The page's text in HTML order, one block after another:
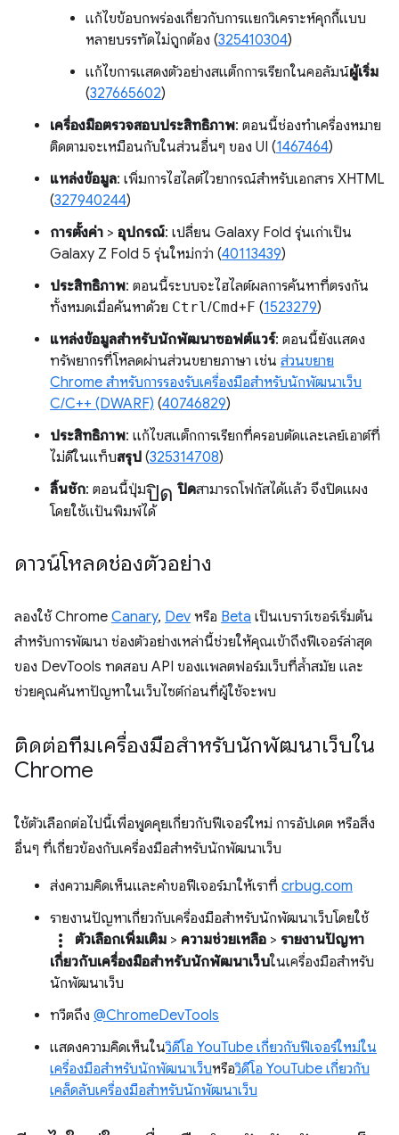
แก้ไขข้อบกพร่องเกี่ยวกับการแยกวิเคราะห์คุกกี้แบบ
หลายบรรทัดไม่ถูกต้อง (325410304)
แก้ไขการแสดงตัวอย่างสแต็กการเรียกในคอลัมน์ผู้เริ่ม
(327665602)
เครื่องมือตรวจสอบประสิทธิภาพ: ตอนนี้ช่องทำเครื่องหมาย
ติดตามจะเหมือนกับในส่วนอื่นๆ ของ UI (1467464)
แหล่งข้อมูล: เพิ่มการไฮไลต์ไวยากรณ์สำหรับเอกสาร XHTML
(327940244)
การตั้งค่า > อุปกรณ์: เปลี่ยน Galaxy Fold รุ่นเก่าเป็น
Galaxy Z Fold 5 รุ่นใหม่กว่า (40113439)
ประสิทธิภาพ: ตอนนี้ระบบจะไฮไลต์ผลการค้นหาที่ตรงกัน
ทั้งหมดเมื่อค้นหาด้วย Ctrl/Cmd+ F (1523279)
แหล่งข้อมูลสำหรับนักพัฒนาซอฟต์แวร์: ตอนนี้ยังแสดง
ทรัพยากรที่โหลดผ่านส่วนขยายภาษา เช่น ส่วนขยาย
Chrome สำหรับการรองรับเครื่องมือสำหรับนักพัฒนาเว็บ
C/C++ (DWARF) (40746829)
ประสิทธิภาพ: แก้ไขสแต็กการเรียกที่ครอบตัดและเลย์เอาต์ที่
ไม่ดีในแท็บสรุป (325314708)
ลิ้นชัก: ตอนนี้ปุ่มปิด ปิดสามารถโฟกัสได้แล้ว จึงปิดแผง
โดยใช้แป้นพิมพ์ได้
ดาวน์โหลดช่องตัวอย่าง
ลองใช้ Chrome Canary, Dev หรือ Beta เป็นเบราว์เซอร์เริ่มต้น
สำหรับการพัฒนา ช่องตัวอย่างเหล่านี้ช่วยให้คุณเข้าถึงฟีเจอร์ล่าสุด
ของ DevTools ทดสอบ API ของแพลตฟอร์มเว็บที่ล้ำสมัย และ
ช่วยคุณค้นหาปัญหาในเว็บไซต์ก่อนที่ผู้ใช้จะพบ
ติดต่อทีมเครื่องมือสำหรับนักพัฒนาเว็บใน
Chrome
ใช้ตัวเลือกต่อไปนี้เพื่อพูดคุยเกี่ยวกับฟีเจอร์ใหม่ การอัปเดต หรือสิ่ง
อื่นๆ ที่เกี่ยวข้องกับเครื่องมือสำหรับนักพัฒนาเว็บ
ส่งความคิดเห็นและคำขอฟีเจอร์มาให้เราที่ crbug.com
รายงานปัญหาเกี่ยวกับเครื่องมือสำหรับนักพัฒนาเว็บโดยใช้
more_vert ตัวเลือกเพิ่มเติม > ความช่วยเหลือ > รายงานปัญหา
เกี่ยวกับเครื่องมือสำหรับนักพัฒนาเว็บในเครื่องมือสำหรับ
นักพัฒนาเว็บ
ทวีตถึง @ChromeDevTools
แสดงความคิดเห็นในวิดีโอ YouTube เกี่ยวกับฟีเจอร์ใหม่ใน
เครื่องมือสำหรับนักพัฒนาเว็บหรือวิดีโอ YouTube เกี่ยวกับ
เคล็ดลับเครื่องมือสำหรับนักพัฒนาเว็บ